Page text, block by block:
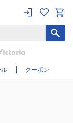
ル クーポン